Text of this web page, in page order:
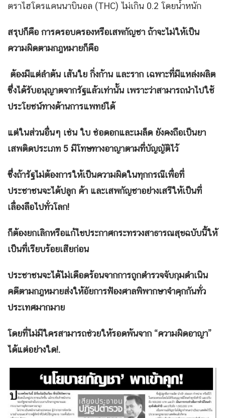
ตราไฮโดรแคนนาบินอล (THC) ไม่เกิน 0.2 โดยน้ำหนัก
สรุปก็คือ การครอบครองหรือเสพกัญชา ถ้าจะไม่ให้เป็น
ความผิดตามกฎหมายก็คือ
ต้องมีแต่ลำต้น เส้นใย กิ่งก้าน และราก เฉพาะที่มีแหล่งผลิต
ซึ่งได้รับอนุญาตจากรัฐแล้วเท่านั้น เพราะว่าสามารถนำไปใช้
ประโยชน์ทางด้านการแพทย์ได้
แต่ในส่วนอื่นๆ เช่น ใบ ช่อดอกและเมล็ด ยังคงถือเป็นยา
เสพติดประเภท 5 มีโทษทางอาญาตามที่บัญญัติไว้
ซึ่งถ้ารัฐไม่ต้องการให้เป็นความผิดในทุกกรณีเพื่อที่
ประชาชนจะได้ปลูก ค้า และเสพกัญชาอย่างเสรีให้เป็นที่
เลื่องลือไปทั่วโลก!
ก็ต้องยกเลิกหรือแก้ไขประกาศกระทรวงสาธารณสุขฉบับนี้ให้
เป็นที่เรียบร้อยเสียก่อน
ประชาชนจะได้ไม่เดือดร้อนจากการถูกตำรวจจับกุมดำเนิน
คดีตามกฎหมายส่งให้อัยการฟ้องศาลพิพากษาจำคุกกันทั่ว
ประเทศมากมาย
โดยที่ไม่มีใครสามารถช่วยให้รอดพ้นจาก “ความผิดอาญา”
ได้แต่อย่างใด!.